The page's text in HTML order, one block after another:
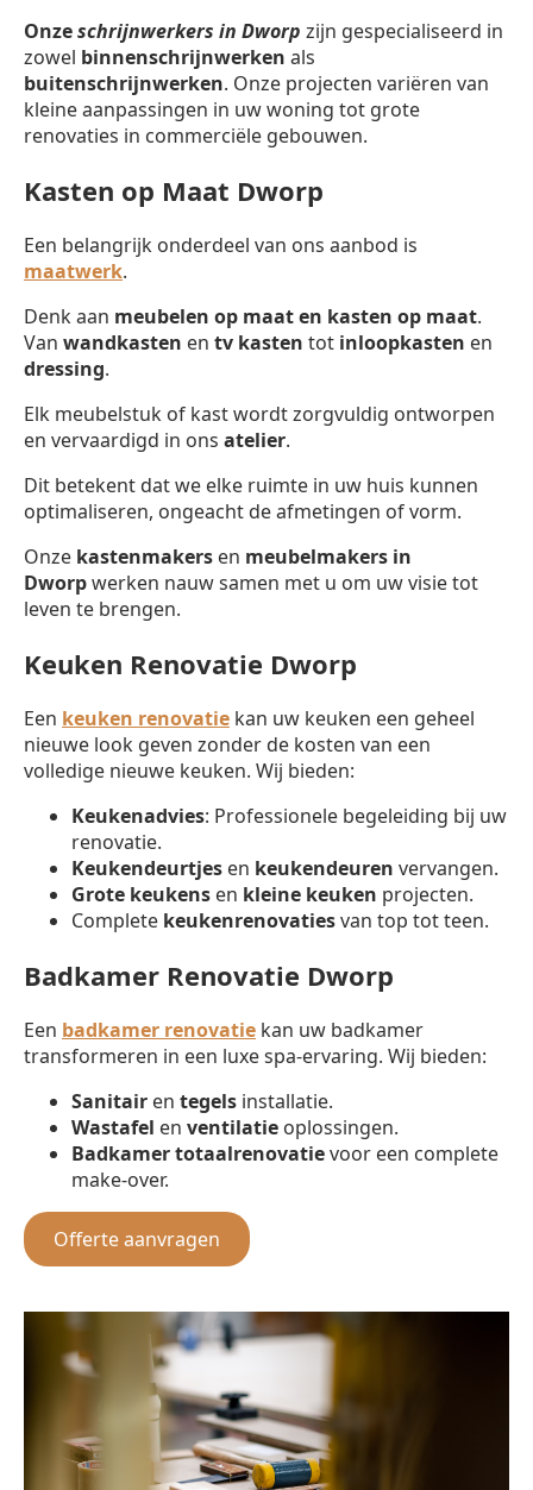
Onzeschrijnwerkers in Dworp zijn gespecialiseerd in
zowel binnenschrijnwerken als
buitenschrijnwerken. Onze projecten variëren van
kleine aanpassingen in uw woning tot grote
renovaties in commerciële gebouwen.
Kasten op Maat Dworp
Een belangrijk onderdeel van ons aanbod is
maatwerk.
Denk aan meubelen op maat en kasten op maat.
Van wandkasten en tv kasten tot inloopkasten en
dressing.
Elk meubelstuk of kast wordt zorgvuldig ontworpen
en vervaardigd in ons atelier.
Dit betekent dat we elke ruimte in uw huis kunnen
optimaliseren, ongeacht de afmetingen of vorm.
Onze kastenmakers en meubelmakers in
Dworpwerken nauw samen met u om uw visie tot
leven te brengen.
Keuken Renovatie Dworp
Een keuken renovatie kan uw keuken een geheel
nieuwe look geven zonder de kosten van een
volledige nieuwe keuken. Wij bieden:
Keukenadvies: Professionele begeleiding bij uw
renovatie.
Keukendeurtjes en keukendeuren vervangen.
Grote keukens en kleine keuken projecten.
Complete keukenrenovatiesvan top tot teen.
Badkamer Renovatie Dworp
Een badkamer renovatie kan uw badkamer
transformeren in een luxe spa-ervaring. Wij bieden:
Sanitair en tegels installatie.
Wastafel en ventilatie oplossingen.
Badkamer totaalrenovatievoor een complete
make-over.
Offerte aanvragen